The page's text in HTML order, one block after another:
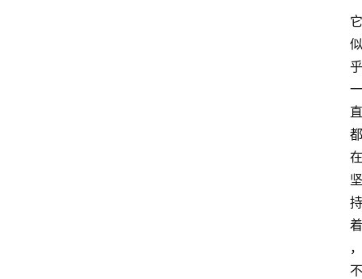
它
似
乎
一
直
都
在
坚
持
着
，
不